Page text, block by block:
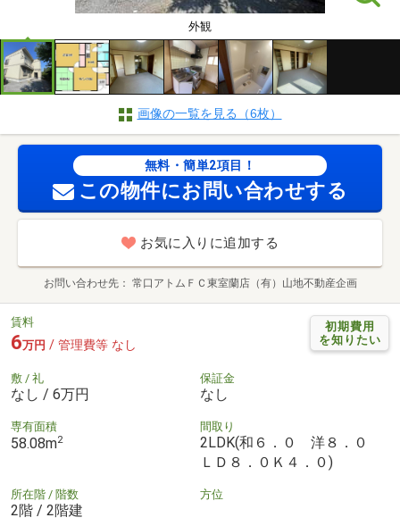
外観
画像の一覧を見る（6枚）
無料・簡単2項目！
この物件にお問い合わせする
お気に入りに追加する
お問い合わせ先 常口アトムＦＣ東室蘭店（有）山地不動産企画
初期費用
を知りたい
賃料
6万円 / 管理費等 なし
敷 / 礼
なし / 6万円
保証金
なし
専有面積
58.08m2
間取り
2LDK(和６．０ 洋８．０
ＬＤ８．０Ｋ４．０)
所在階 / 階数
2階 / 2階建
方位